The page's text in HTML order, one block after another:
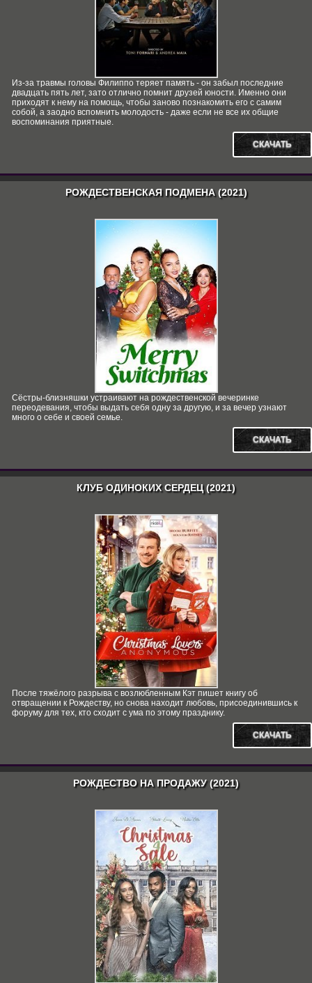
Из-за травмы головы Филиппо теряет память - он забыл последние
двадцать пять лет, зато отлично помнит друзей юности. Именно они
приходят к нему на помощь, чтобы заново познакомить его с самим
собой, а заодно вспомнить молодость - даже если не все их общие
воспоминания приятные.
СКАЧАТЬ
РОЖДЕСТВЕНСКАЯ ПОДМЕНА (2021)
Сёстры-близняшки устраивают на рождественской вечеринке
переодевания, чтобы выдать себя одну за другую, и за вечер узнают
много о себе и своей семье.
СКАЧАТЬ
КЛУБ ОДИНОКИХ СЕРДЕЦ (2021)
После тяжёлого разрыва с возлюбленным Кэт пишет книгу об
отвращении к Рождеству, но снова находит любовь, присоединившись к
форуму для тех, кто сходит с ума по этому празднику.
СКАЧАТЬ
РОЖДЕСТВО НА ПРОДАЖУ (2021)